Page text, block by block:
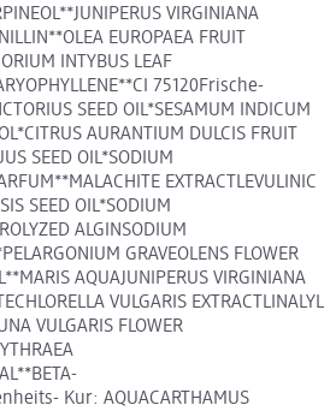
VIRGINIANA
EUROPAEA FRUIT
INTYBUS LEAF
75120Frische-
SEED OIL*SESAMUM INDICUM
AURANTIUM DULCIS FRUIT
SEED OIL*SODIUM
EXTRACTLEVULINIC
SEED OIL*SODIUM
ALGINSODIUM
GRAVEOLENS FLOWER
AQUAJUNIPERUS VIRGINIANA
VULGARIS EXTRACTLINALYL
VULGARIS FLOWER
Kur: AQUACARTHAMUS